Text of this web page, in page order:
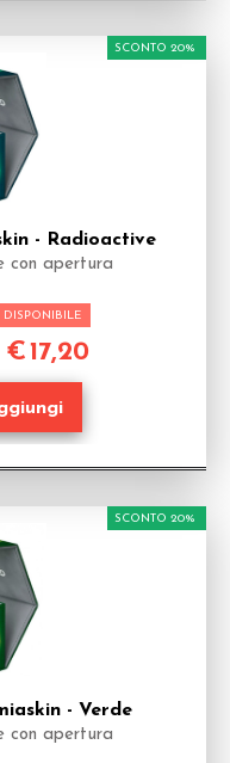
- Radioactive
con apertura
DISPONIBILE
SCONTO 20%
€17,20
- Verde
con apertura
SCONTO 20%